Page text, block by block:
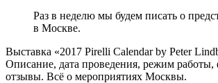
Раз в неделю мы будем писать о
в Москве.
Выставка «2017 Pirelli Calendar by Peter
Описание, дата проведения, режим работы,
отзывы. Всё о мероприятиях Москвы.